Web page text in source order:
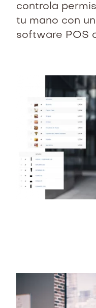
controla
tu mano con
software POS